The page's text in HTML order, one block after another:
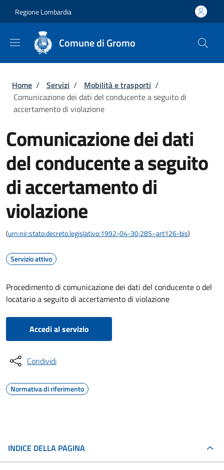
Regione Lombardia
Comune di Gromo
Briciole di pane
Home / Servizi / Mobilità e trasporti /
Comunicazione dei dati del conducente a seguito di
accertamento di violazione
Comunicazione dei dati
del conducente a seguito
di accertamento di
violazione
(urn:nir:stato:decreto.legislativo:1992-04-30;285~art126-bis)
Servizio attivo
Procedimento di comunicazione dei dati del conducente o del
locatario a seguito di accertamento di violazione
Accedi al servizio
Condividi
Normativa di riferimento
INDICE DELLA PAGINA